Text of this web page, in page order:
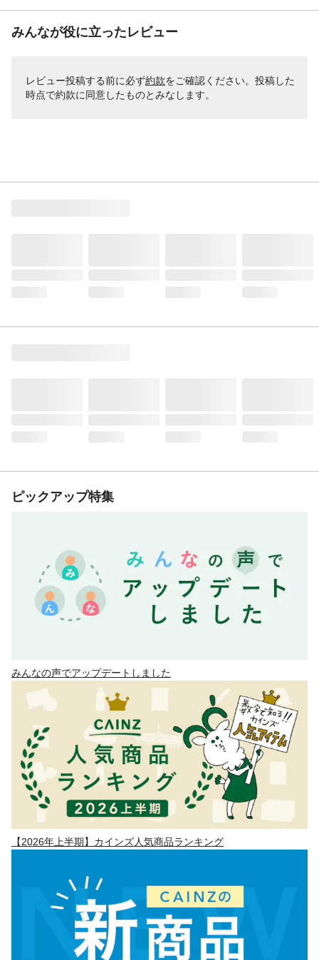
みんなが役に立ったレビュー
レビュー投稿する前に必ず約款をご確認ください。投稿した
時点で約款に同意したものとみなします。
ピックアップ特集
みんなの声でアップデートしました
【2026年上半期】カインズ人気商品ランキング